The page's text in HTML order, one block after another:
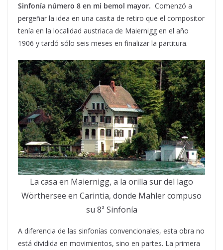
Sinfonía número 8 en mi bemol mayor. Comenzó a
pergeñar la idea en una casita de retiro que el compositor
tenía en la localidad austriaca de Maiernigg en el año
1906 y tardó sólo seis meses en finalizar la partitura.
La casa en Maiernigg, a la orilla sur del lago
Wörthersee en Carintia, donde Mahler compuso
su 8ª Sinfonía
A diferencia de las sinfonías convencionales, esta obra no
está dividida en movimientos, sino en partes. La primera